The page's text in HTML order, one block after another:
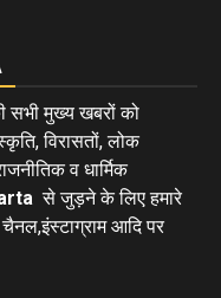
सभी मुख्य खबरों को
विरासतों, लोक
व धार्मिक
से जुड़ने के लिए हमारे
आदि पर